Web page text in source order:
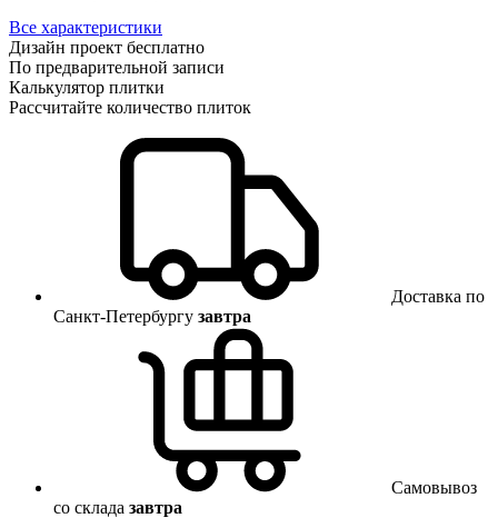
Все характеристики
Дизайн проект бесплатно
По предварительной записи
Калькулятор плитки
Рассчитайте количество плиток
Доставка по
Санкт-Петербургу завтра
Самовывоз
со склада завтра